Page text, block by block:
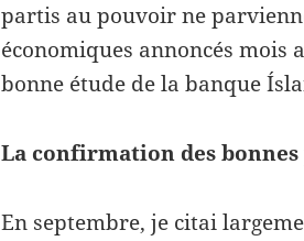
partis au pouvoir ne
économiques annoncés mois
bonne étude de la banque
La confirmation des
En septembre, je citai